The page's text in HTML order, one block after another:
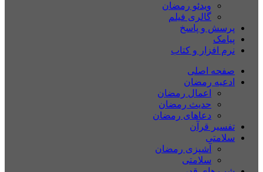
ویدئو رمضان
گالری فیلم
پرسش و پاسخ
پیامک
نرم افزار و کتاب
صفحه اصلی
ادعیه رمضان
اعمال رمضان
حدیث رمضان
دعاهای رمضان
تفسیر قرآن
سلامتی
آشپزی رمضان
سلامتی